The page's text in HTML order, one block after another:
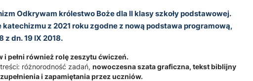
Odkrywam królestwo Boże dla II klasy szkoły podstawowej.
katechizmu z 2021 roku zgodne z nową podstawa programową,
z dn. 19 IX 2018.
i pełni również rolę zeszytu ćwiczeń.
różnorodność zadań, nowoczesna szata graficzna, tekst biblijny
i zapamiętania przez uczniów.